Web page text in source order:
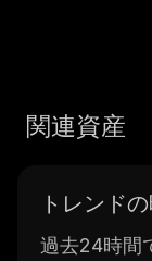
関連資産
トレンド
過去24時間